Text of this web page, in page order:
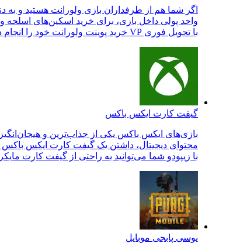
واحد پولی داخل بازی، برای خرید اسکین‌های اسلحه
با تحویل فوری VP خرید پوینت ولورانت خود را انجام دهید
گیفت کارت ایکس باکس
بازی‌های ایکس باکس یکی از جذاب‌ترین و
محتوای دیجیتال، داشتن یک گیفت کارت ایکس
با زیپودو شما می‌توانید به راحتی از گیفت کارت
یوسی پابجی موبایل